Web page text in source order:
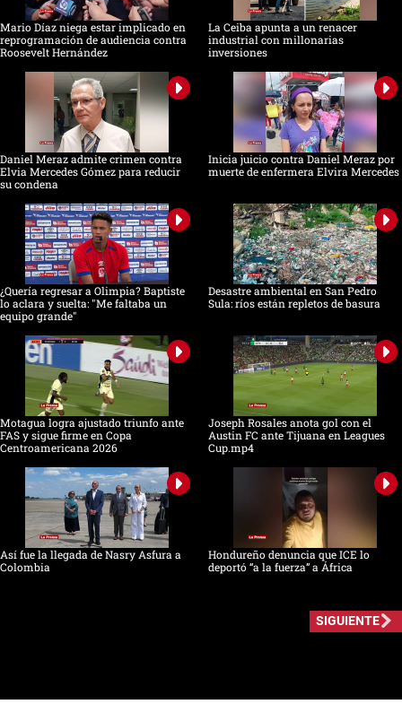
Mario Díaz niega estar implicado en
reprogramación de audiencia contra
Roosevelt Hernández
La Ceiba apunta a un renacer
industrial con millonarias
inversiones
Daniel Meraz admite crimen contra
Elvia Mercedes Gómez para reducir
su condena
Inicia juicio contra Daniel Meraz por
muerte de enfermera Elvira Mercedes
¿Quería regresar a Olimpia? Baptiste
lo aclara y suelta: "Me faltaba un
equipo grande"
Desastre ambiental en San Pedro
Sula: ríos están repletos de basura
Motagua logra ajustado triunfo ante
FAS y sigue firme en Copa
Centroamericana 2026
Joseph Rosales anota gol con el
Austin FC ante Tijuana en Leagues
Cup.mp4
Así fue la llegada de Nasry Asfura a
Colombia
Hondureño denuncia que ICE lo
deportó “a la fuerza” a África
SIGUIENTE